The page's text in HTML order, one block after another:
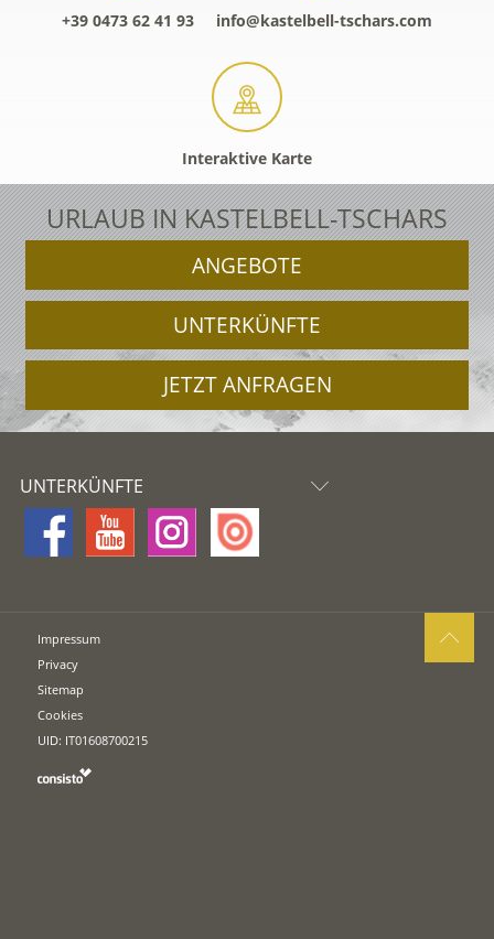
+39 0473 62 41 93 info@kastelbell-tschars.com
Interaktive Karte
URLAUB IN KASTELBELL-TSCHARS
ANGEBOTE
UNTERKÜNFTE
JETZT ANFRAGEN
UNTERKÜNFTE
Impressum
Privacy
Sitemap
Cookies
UID: IT01608700215